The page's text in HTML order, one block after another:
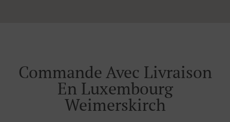
Commande Avec Livraison
En Luxembourg
Weimerskirch